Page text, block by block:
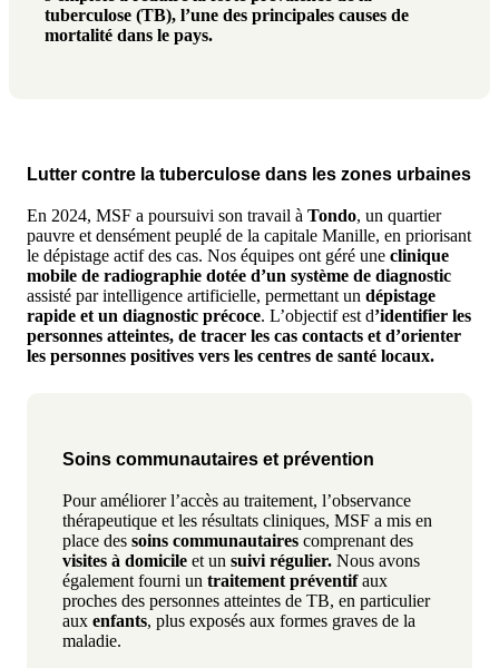
tuberculose (TB), l’une des principales causes de
mortalité dans le pays.
Lutter contre la tuberculose dans les zones urbaines
En 2024, MSF a poursuivi son travail à Tondo, un quartier
pauvre et densément peuplé de la capitale Manille, en priorisant
le dépistage actif des cas. Nos équipes ont géré une clinique
mobile de radiographie dotée d’un système de diagnostic
assisté par intelligence artificielle, permettant un dépistage
rapide et un diagnostic précoce. L’objectif est d’identifier les
personnes atteintes, de tracer les cas contacts et d’orienter
les personnes positives vers les centres de santé locaux.
Soins communautaires et prévention
Pour améliorer l’accès au traitement, l’observance
thérapeutique et les résultats cliniques, MSF a mis en
place des soins communautaires comprenant des
visites à domicile et un suivi régulier. Nous avons
également fourni un traitement préventifaux
proches des personnes atteintes de TB, en particulier
aux enfants, plus exposés aux formes graves de la
maladie.